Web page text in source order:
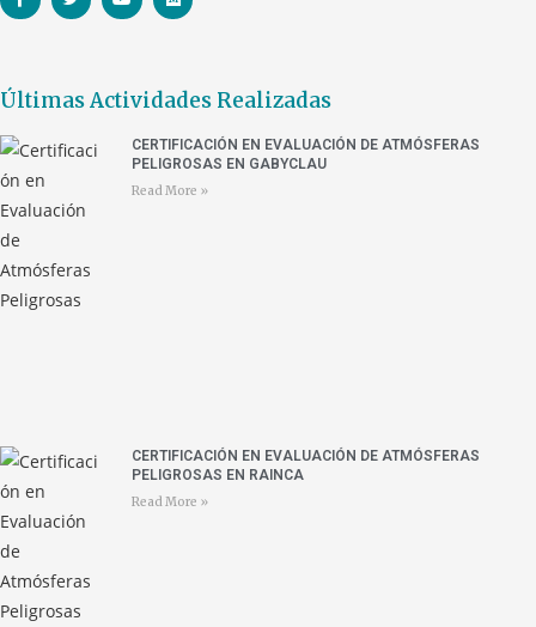
Últimas Actividades Realizadas
CERTIFICACIÓN EN EVALUACIÓN DE ATMÓSFERAS
PELIGROSAS EN GABYCLAU
Read More »
CERTIFICACIÓN EN EVALUACIÓN DE ATMÓSFERAS
PELIGROSAS EN RAINCA
Read More »